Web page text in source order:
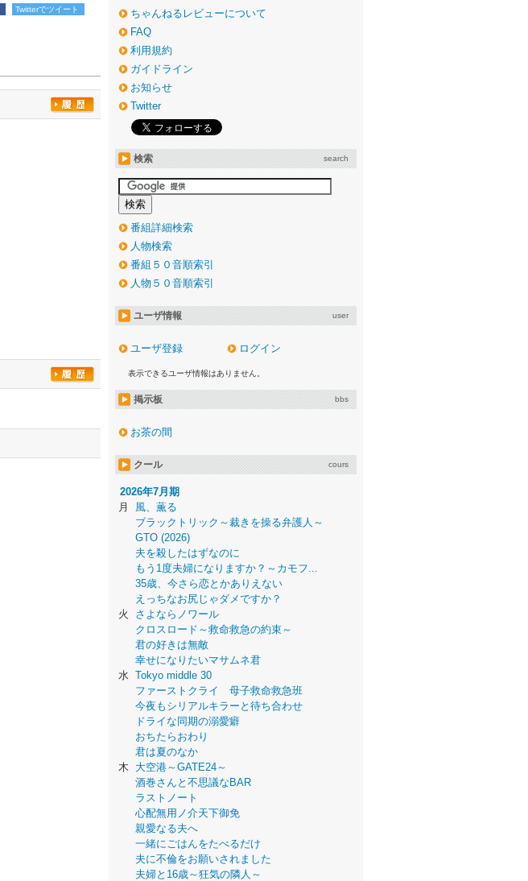
Twitterでツイート
ちゃんねるレビューについて
FAQ
利用規約
ガイドライン
お知らせ
Twitter
検索 search
番組詳細検索
人物検索
番組５０音順索引
人物５０音順索引
ユーザ情報 user
ユーザ登録 ログイン
表示できるユーザ情報はありません。
掲示板 bbs
お茶の間
クール cours
2026年7月期
月
風、薫る
ブラックトリック～裁きを操る弁護人～
GTO (2026)
夫を殺したはずなのに
もう1度夫婦になりますか？～カモフ...
35歳、今さら恋とかありえない
えっちなお尻じゃダメですか？
火
さよならノワール
クロスロード～救命救急の約束～
君の好きは無敵
幸せになりたいマサムネ君
水 Tokyo middle 30
ファーストクライ 母子救命救急班
今夜もシリアルキラーと待ち合わせ
ドライな同期の溺愛癖
おちたらおわり
君は夏のなか
木
大空港～GATE24～
酒巻さんと不思議なBAR
ラストノート
心配無用ノ介天下御免
親愛なる夫へ
一緒にごはんをたべるだけ
夫に不倫をお願いされました
夫婦と16歳～狂気の隣人～